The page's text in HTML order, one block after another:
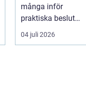
många inför
praktiska beslut
mitt i sorgen. Frågor
om ceremoni, ju...
04 juli 2026